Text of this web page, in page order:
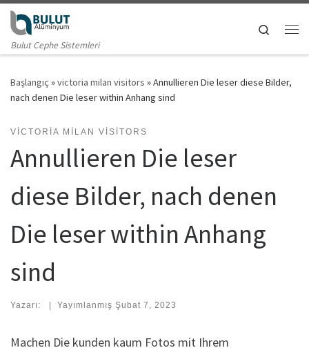
Skip to content
Bulut Cephe Sistemleri
Search
Başlangıç »victoria milan visitors »Annullieren Die leser diese Bilder,
nach denen Die leser within Anhang sind
VICTORIA MILAN VISITORS
Annullieren Die leser
diese Bilder, nach denen
Die leser within Anhang
sind
Yazarı: | Yayımlanmış Şubat 7, 2023
Machen Die kunden kaum Fotos mit Ihrem